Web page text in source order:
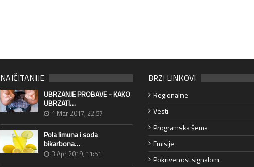
NAJČITANIJE
UBRZANJE PROBAVE - KAKO
UBRZATI…
1 Mar 2017, 22:57
Pola limuna i soda
bikarbona…
3 Apr 2019, 11:51
BRZI LINKOVI
Regionalne
Vesti
Programska šema
Emisije
Pokrivenost signalom